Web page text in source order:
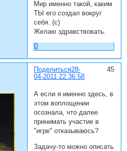
Мир именно такой, каким
ТЫ его создал вокруг
себя. (с)
Желаю здравствовать.
0
Поделиться 45
28-
04-2011 22:36:58
А если я именно здесь, в
этом воплощении
осознала, что далее
принимать участие в
"игре" отказываюсь?
Задачу-то можно описать